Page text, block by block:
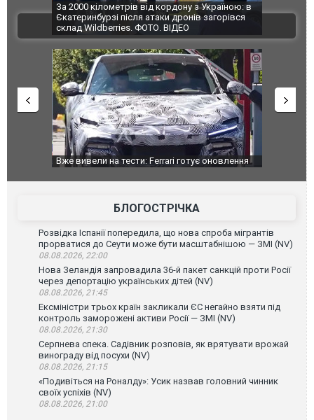
За 2000 кілометрів від кордону з Україною: в
Єкатеринбурзі після атаки дронів загорівся
склад Wildberries. ФОТО. ВІДЕО
"Мої
ВІДЕО
Вже вивели на тести: Ferrari готує оновлення
позашляховика Purosangue. ВІДЕО
Вийшов
фільму
БЛОГОСТРІЧКА
Розвідка Іспанії попередила, що нова спроба мігрантів
прорватися до Сеути може бути масштабнішою — ЗМІ (NV)
08.08.2026, 22:00
Нова Зеландія запровадила 36-й пакет санкцій проти Росії
через депортацію українських дітей (NV)
08.08.2026, 21:45
Ексміністри трьох країн закликали ЄС негайно взяти під
контроль заморожені активи Росії — ЗМІ (NV)
08.08.2026, 21:30
Серпнева спека. Садівник розповів, як врятувати врожай
винограду від посухи (NV)
08.08.2026, 21:15
«Подивіться на Роналду»: Усик назвав головний чинник
своїх успіхів (NV)
08.08.2026, 21:00